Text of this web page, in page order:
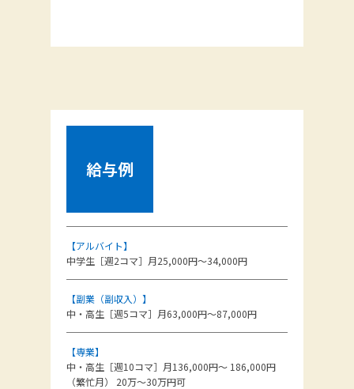
給与例
【アルバイト】
中学生［週2コマ］月25,000円～34,000円
【副業（副収入）】
中・高生［週5コマ］月63,000円～87,000円
【専業】
中・高生［週10コマ］月136,000円～ 186,000円
（繁忙月） 20万～30万円可